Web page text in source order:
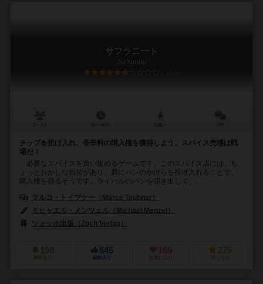
サフラニート
Safranito
6.5
チップを投げ入れ、香辛料の購入権を獲得しよう。スパイス売場は戦
場だ！
必要なスパイスを買い集めるゲームです。このスパイス店には、ち
ょっとおかしな風習があり、皿にパンのかけらを投げ入れることで、
購入権を得るそうです。ライバルのパンを叩き出して、...
マルコ・トイブナー（Marco Teubner）
ミヒャエル・メンツェル（Michael Menzel）
ツォッホ出版（Zoch Verlag）
198
興味あり
645
経験あり
169
お気に入り
275
持ってる